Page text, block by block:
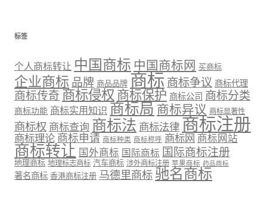
标签
个人商标转让 中国商标 中国商标网 买商标
企业商标 品牌 商品品牌 商标 商标争议 商标代理
商标传奇 商标侵权 商标保护 商标公司 商标分类
商标功能 商标实用知识 商标局 商标异议 商标显著性
商标权 商标查询 商标法 商标法律 商标注册
商标理论 商标申请 商标种类 商标称呼 商标网 商标网站
商标转让 国外商标 国际商标 国际商标注册
地理商标 地理标志商标 汽车商标 涉外商标注册 苹果商标 药品商标
著名商标 香港商标注册 马德里商标 驰名商标